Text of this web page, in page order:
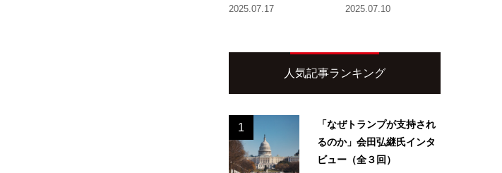
2025.07.17 2025.07.10
人気記事ランキング
1
「なぜトランプが支持され
るのか」会田弘継氏インタ
ビュー（全３回）